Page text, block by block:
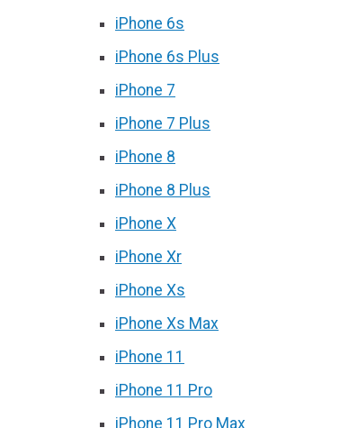
iPhone 6s
iPhone 6s Plus
iPhone 7
iPhone 7 Plus
iPhone 8
iPhone 8 Plus
iPhone X
iPhone Xr
iPhone Xs
iPhone Xs Max
iPhone 11
iPhone 11 Pro
iPhone 11 Pro Max